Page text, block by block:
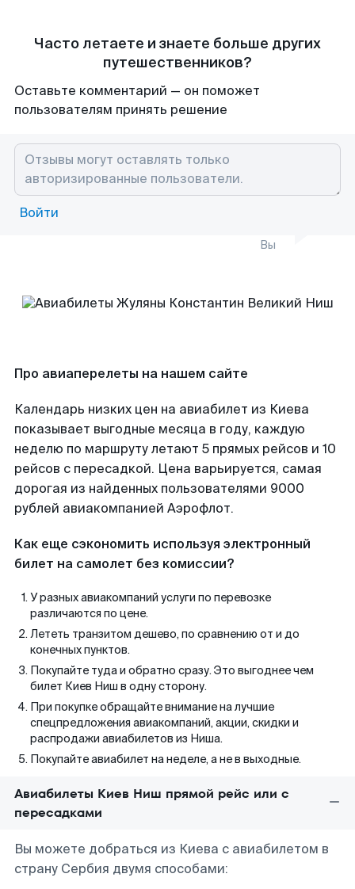
Часто летаете и знаете больше других
путешественников?
Оставьте комментарий — он поможет
пользователям принять решение
Войти
Вы
Про авиаперелеты на нашем сайте
Календарь низких цен на авиабилет из Киева
показывает выгодные месяца в году, каждую
неделю по маршруту летают 5 прямых рейсов и 10
рейсов с пересадкой. Цена варьируется, самая
дорогая из найденных пользователями 9000
рублей авиакомпанией Аэрофлот.
Как еще сэкономить используя электронный
билет на самолет без комиссии?
У разных авиакомпаний услуги по перевозке
различаются по цене.
Лететь транзитом дешево, по сравнению от и до
конечных пунктов.
Покупайте туда и обратно сразу. Это выгоднее чем
билет Киев Ниш в одну сторону.
При покупке обращайте внимание на лучшие
спецпредложения авиакомпаний, акции, скидки и
распродажи авиабилетов из Ниша.
Покупайте авиабилет на неделе, а не в выходные.
Авиабилеты Киев Ниш прямой рейс или с
пересадками
Вы можете добраться из Киева с авиабилетом в
страну Сербия двумя способами: